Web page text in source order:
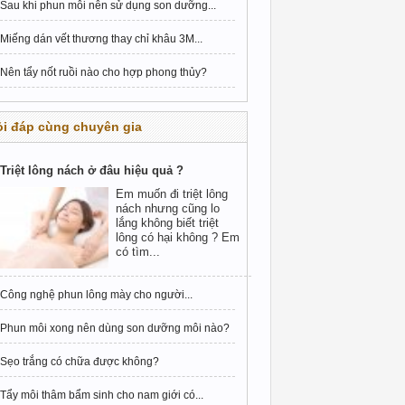
Sau khi phun môi nên sử dụng son dưỡng...
Miếng dán vết thương thay chỉ khâu 3M...
Nên tẩy nốt ruồi nào cho hợp phong thủy?
đáp cùng chuyên gia
Triệt lông nách ở đâu hiệu quả ?
Em muốn đi triệt lông
nách nhưng cũng lo
lắng không biết triệt
lông có hại không ? Em
có tìm...
Công nghệ phun lông mày cho người...
Phun môi xong nên dùng son dưỡng môi nào?
Sẹo trắng có chữa được không?
Tẩy môi thâm bẩm sinh cho nam giới có...